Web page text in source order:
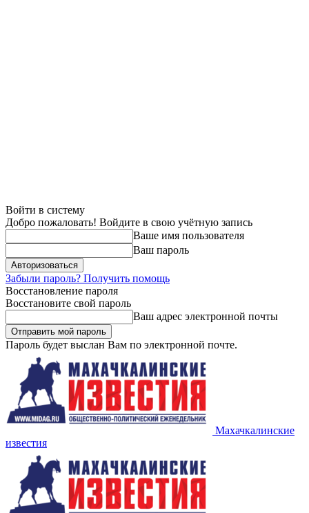
Войти в систему
Добро пожаловать! Войдите в свою учётную запись
Ваше имя пользователя
Ваш пароль
Забыли пароль? Получить помощь
Восстановление пароля
Восстановите свой пароль
Ваш адрес электронной почты
Пароль будет выслан Вам по электронной почте.
Махачкалинские
известия